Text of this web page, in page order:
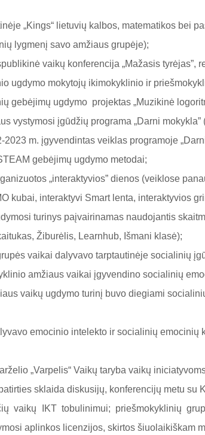
„Kings“ lietuvių kalbos, matematikos bei
lygmenį savo amžiaus grupėje);
vaikų konferencija „Mažasis tyrėjas”,
ugdymo mokytojų ikimokyklinio ir
gebėjimų ugdymo projektas „Muzikinė
vystymosi įgūdžių programa „Darni
2023 m. įgyvendintas veiklas programoje
gebėjimų ugdymo metodai;
„interaktyvios” dienos (veiklose
kubai, interaktyvi Smart lenta, interaktyvios
turinys paįvairinamas naudojantis
Žiburėlis, Learnhub, Išmani klasė);
vaikai dalyvavo tarptautinėje socialinių
amžiaus vaikai įgyvendino socialinių
vaikų ugdymo turinį buvo diegiami
emocinio intelekto ir socialinių emocinių
„Varpelis“ Vaikų taryba vaikų
sklaida diskusijų, konferencijų metu su
vaikų IKT tobulinimui; priešmokyklinių
aplinkos licenzijos, skirtos šiuolaikiškam